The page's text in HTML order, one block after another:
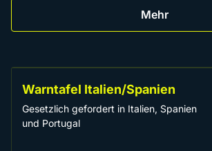
Mehr
Warntafel Italien/Spanien
Gesetzlich gefordert in Italien, Spanien
und Portugal